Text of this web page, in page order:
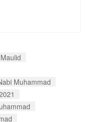
Muhammad